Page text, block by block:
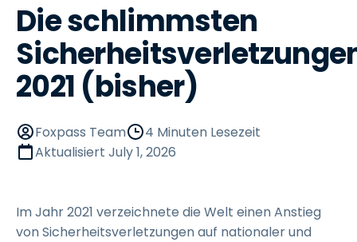
Die schlimmsten
2021 (bisher)
Foxpass Team
4 Minuten Lesezeit
Aktualisiert July 1, 2026
Im Jahr 2021 verzeichnete die Welt einen Anstieg
von Sicherheitsverletzungen auf nationaler und